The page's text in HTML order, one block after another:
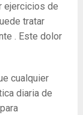
ejercicios de
tratar
. Este dolor
cualquier
diaria de